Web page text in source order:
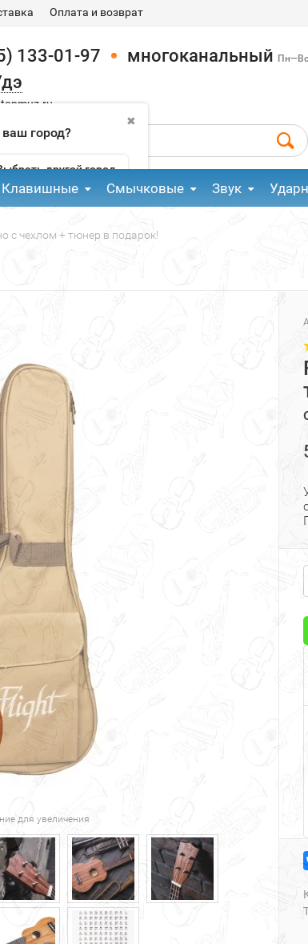
Оплата и возврат
133-01-97 многоканальный
✖
город?
другой город
Клавишные Смычковые Звук
с чехлом + тюнер в подарок!
для увеличения